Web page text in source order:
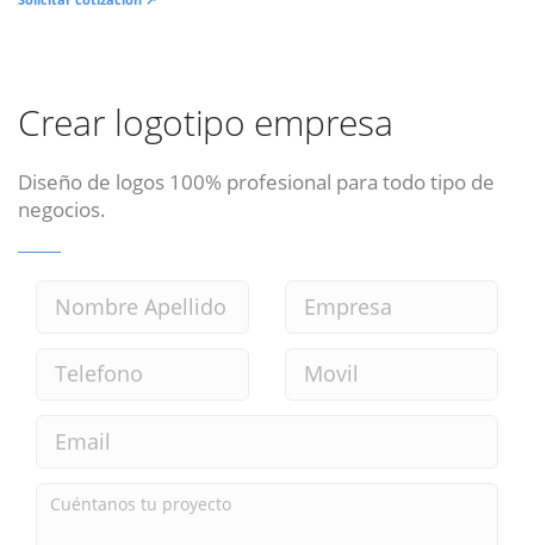
Crear logotipo empresa
Diseño de logos 100% profesional para todo tipo de
negocios.